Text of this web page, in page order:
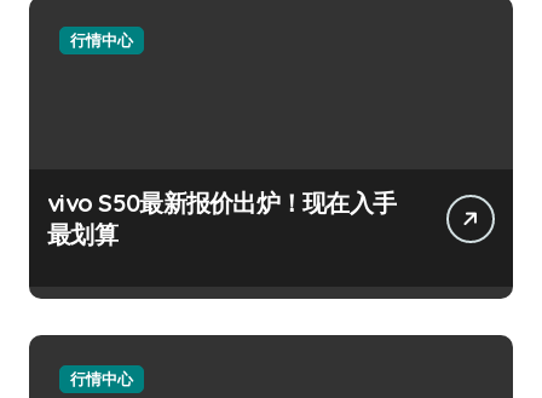
行情中心
vivo S50最新报价出炉！现在入手
最划算
行情中心